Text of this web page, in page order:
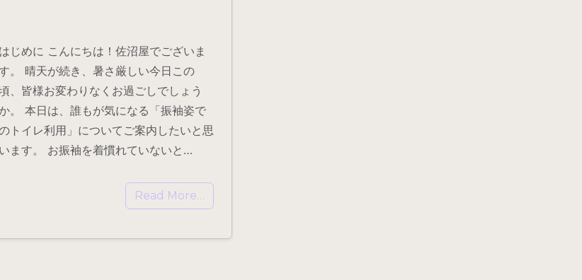
はじめに こんにちは！佐沼屋でございま
。 晴天が続き、暑さ厳しい今日この
、皆様お変わりなくお過ごしでしょう
。 本日は、誰もが気になる「振袖姿で
トイレ利用」についてご案内したいと思
います。 お振袖を着慣れていないと…
Read More…